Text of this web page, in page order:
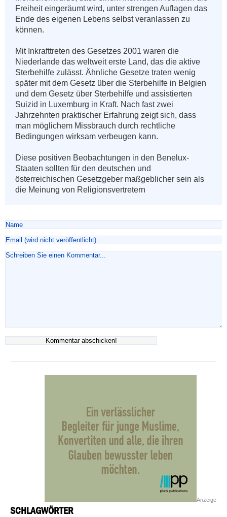
Freiheit eingeräumt wird, unter strengen Auflagen das
Ende des eigenen Lebens selbst veranlassen zu
können.
Mit Inkrafttreten des Gesetzes 2001 waren die
Niederlande das weltweit erste Land, das die aktive
Sterbehilfe zulässt. Ähnliche Gesetze traten wenig
später mit dem Gesetz über die Sterbehilfe in Belgien
und dem Gesetz über Sterbehilfe und assistierten
Suizid in Luxemburg in Kraft. Nach fast zwei
Jahrzehnten praktischer Erfahrung zeigt sich, dass
man möglichem Missbrauch durch rechtliche
Bedingungen wirksam verbeugen kann.
Diese positiven Beobachtungen in den Benelux-
Staaten sollten für den deutschen und
österreichischen Gesetzgeber maßgeblicher sein als
die Meinung von Religionsvertretern
Anzeige
SCHLAGWÖRTER